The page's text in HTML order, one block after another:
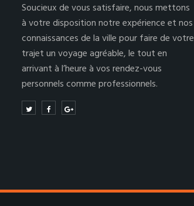
Soucieux de vous satisfaire, nous mettons
à votre disposition notre expérience et nos
connaissances de la ville pour faire de votre
trajet un voyage agréable, le tout en
arrivant à l’heure à vos rendez-vous
personnels comme professionnels.